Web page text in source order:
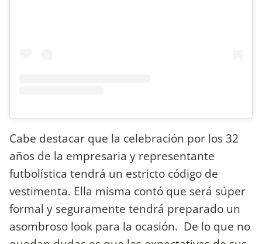
Cabe destacar que la celebración por los 32
años de la empresaria y representante
futbolística tendrá un estricto código de
vestimenta. Ella misma contó que será súper
formal y seguramente tendrá preparado un
asombroso look para la ocasión. De lo que no